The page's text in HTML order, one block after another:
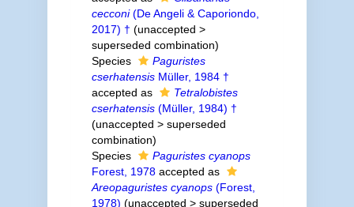
cecconi(De Angeli & Caporiondo,
2017) † (unaccepted >
superseded combination)
Species
Paguristes
cserhatensisMüller, 1984 †
accepted as
Tetralobistes
cserhatensis(Müller, 1984) †
(unaccepted > superseded
combination)
Species
Paguristes cyanops
Forest, 1978accepted as
Areopaguristes cyanops(Forest,
1978) (unaccepted > superseded